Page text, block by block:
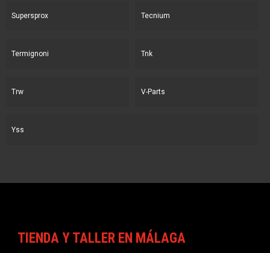
Supersprox Tecnium
Termignoni Tnk
Trw V-Parts
Yss
TIENDA Y TALLER EN MÁLAGA